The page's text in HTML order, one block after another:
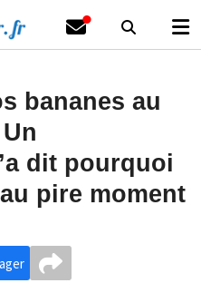
bananes au
dit pourquoi
pire moment